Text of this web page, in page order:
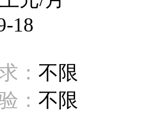
18
： 不限
： 不限